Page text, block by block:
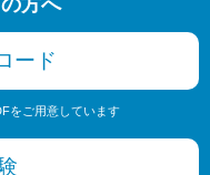
方へ
ード
をご用意しています